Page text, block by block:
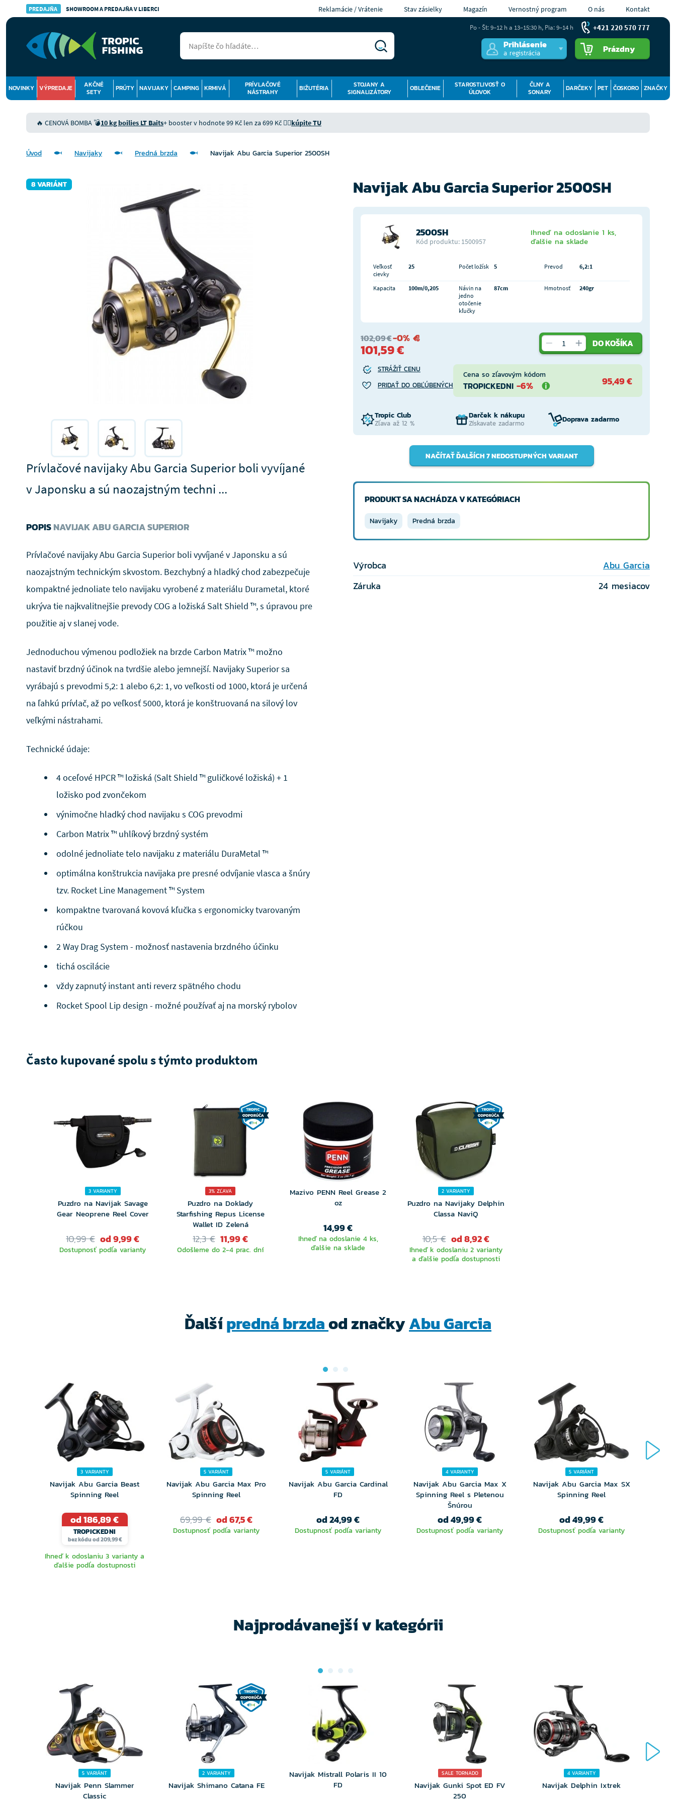
PREDAJŇA SHOWROOM A PREDAJŇA V LIBERCI Reklamácie / Vrátenie Stav zásielky Magazín Vernostný program O nás Kontakt
Prihlásenie
a registrácia Prázdny
NOVINKY VÝPREDAJE
AKČNÉ
SETY
PRÚTY NAVIJAKY CAMPING KRMIVÁ
PRÍVLAČOVÉ
NÁSTRAHY
BIŽUTÉRIA
STOJANY A
SIGNALIZÁTORY
OBLEČENIE
STAROSTLIVOSŤ O
ÚLOVOK
ČLNY A
SONARY
DARČEKY PET ČOSKORO ZNAČKY
Po - Št: 9–12 h a 13–15:30 h, Pia: 9–14 h +421 220 570 777
🔥 CENOVÁ BOMBA 💣10 kg boilies LT Baits+ booster v hodnote 99 Kč len za 699 Kč 👉🏻kúpite TU
Úvod Navijaky Predná brzda Navijak Abu Garcia Superior 2500SH
8 VARIÁNT
Prívlačové navijaky Abu Garcia Superior boli vyvíjané
v Japonsku a sú naozajstným techni ...
POPISNAVIJAK ABU GARCIA SUPERIOR
Prívlačové navijaky Abu Garcia Superior boli vyvíjané v Japonsku a sú
naozajstným technickým skvostom. Bezchybný a hladký chod zabezpečuje
kompaktné jednoliate telo navijaku vyrobené z materiálu Durametal, ktoré
ukrýva tie najkvalitnejšie prevody COG a ložiská Salt Shield ™, s úpravou pre
použitie aj v slanej vode.
Jednoduchou výmenou podložiek na brzde Carbon Matrix ™ možno
nastaviť brzdný účinok na tvrdšie alebo jemnejší. Navijaky Superior sa
vyrábajú s prevodmi 5,2: 1 alebo 6,2: 1, vo veľkosti od 1000, ktorá je určená
na ľahkú prívlač, až po veľkosť 5000, ktorá je konštruovaná na silový lov
veľkými nástrahami.
Technické údaje:
4 oceľové HPCR ™ ložiská (Salt Shield ™ guličkové ložiská) + 1
ložisko pod zvončekom
výnimočne hladký chod navijaku s COG prevodmi
Carbon Matrix ™ uhlíkový brzdný systém
odolné jednoliate telo navijaku z materiálu DuraMetal ™
optimálna konštrukcia navijaka pre presné odvíjanie vlasca a šnúry
tzv. Rocket Line Management ™ System
kompaktne tvarovaná kovová kľučka s ergonomicky tvarovaným
rúčkou
2 Way Drag System - možnosť nastavenia brzdného účinku
tichá oscilácie
vždy zapnutý instant anti reverz spätného chodu
Rocket Spool Lip design - možné používať aj na morský rybolov
Navijak Abu Garcia Superior 2500SH
2500SH
Kód produktu: 1500957
Ihneď na odoslanie 1 ks,
ďalšie na sklade
Veľkosť
cievky
25 Počet ložísk 5 Prevod 6,2:1
Kapacita 100m/0,205
Návin na
jedno
otočenie
kľučky
87cm Hmotnosť 240gr
102,09 €-0%
101,59 € DO KOŠÍKA
STRÁŽIŤ CENU
PRIDAŤ DO OBĽÚBENÝCH
Cena so zľavovým kódom
TROPICKEDNI -6% 95,49 €
Tropic Club
Zľava až 12 %
Darček k nákupu
Získavate zadarmo Doprava zadarmo
NAČÍTAŤ ĎALŠÍCH 7 NEDOSTUPNÝCH VARIANT
PRODUKT SA NACHÁDZA V KATEGÓRIACH
Navijaky Predná brzda
Výrobca
Abu Garcia
Záruka
24 mesiacov
Často kupované spolu s týmto produktom
3 VARIANTY
Puzdro na Navijak Savage
Gear Neoprene Reel Cover
10,99 € od 9,99 €
Dostupnosť podľa varianty
3% ZĽAVA
Puzdro na Doklady
Starfishing Repus License
Wallet ID Zelená
12,3 € 11,99 €
Odošleme do 2-4 prac. dní
Mazivo PENN Reel Grease 2
oz
14,99 €
Ihneď na odoslanie 4 ks,
ďalšie na sklade
2 VARIANTY
Puzdro na Navijaky Delphin
Classa NaviQ
10,5 € od 8,92 €
Ihneď k odoslaniu 2 varianty
a ďalšie podľa dostupnosti
Ďalšípredná brzdaod značkyAbu Garcia
3 VARIANTY
Navijak Abu Garcia Beast
Spinning Reel
od 186,89 €
TROPICKEDNI
bez kódu od 209,99 €
Ihneď k odoslaniu 3 varianty a
ďalšie podľa dostupnosti
5 VARIÁNT
Navijak Abu Garcia Max Pro
Spinning Reel
69,99 € od 67,5 €
Dostupnosť podľa varianty
5 VARIÁNT
Navijak Abu Garcia Cardinal
FD
od 24,99 €
Dostupnosť podľa varianty
4 VARIANTY
Navijak Abu Garcia Max X
Spinning Reel s Pletenou
Šnúrou
od 49,99 €
Dostupnosť podľa varianty
5 VARIÁNT
Navijak Abu Garcia Max SX
Spinning Reel
od 49,99 €
Dostupnosť podľa varianty
Najprodávanejší v kategórii
5 VARIÁNT
Navijak Penn Slammer
Classic
2 VARIANTY
Navijak Shimano Catana FE
Navijak Mistrall Polaris II 10
FD
SALE TORNADO
Navijak Gunki Spot ED FV
250
4 VARIANTY
Navijak Delphin Ixtrek